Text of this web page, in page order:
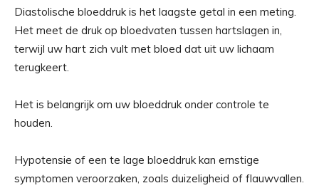
Diastolische bloeddruk is het laagste getal in een meting.
Het meet de druk op bloedvaten tussen hartslagen in,
terwijl uw hart zich vult met bloed dat uit uw lichaam
terugkeert.
Het is belangrijk om uw bloeddruk onder controle te
houden.
Hypotensie of een te lage bloeddruk kan ernstige
symptomen veroorzaken, zoals duizeligheid of flauwvallen.